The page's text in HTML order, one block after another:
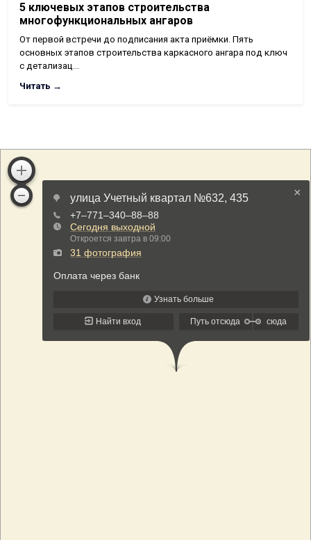
5 ключевых этапов строительства
многофункциональных ангаров
От первой встречи до подписания акта приёмки. Пять
основных этапов строительства каркасного ангара под ключ
с детализац…
Читать →